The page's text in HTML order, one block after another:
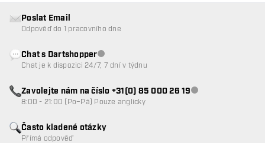
Často kladené otázky
Přímá odpověď
Poslat Email
Odpověď do 1 pracovního dne
Chat s DartshopperZákaznický servis nedostupný
Chat je k dispozici 24/7, 7 dní v týdnu
Zavolejte nám na číslo +31(0) 85 000 26 19Zákaznický servis
8:00 - 21:00 (Po–Pá) Pouze anglicky